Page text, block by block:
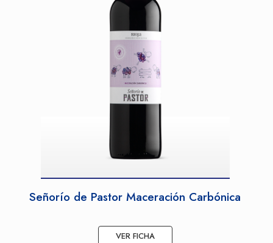
Señorío de Pastor Maceración Carbónica
VER FICHA